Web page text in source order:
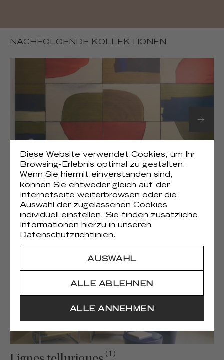
NACHFOLGENDE KOLLEKTIONEN
Liberté chromatique (1)
(1)
Diese Website verwendet Cookies, um Ihr
Browsing-Erlebnis optimal zu gestalten.
Wenn Sie hiermit einverstanden sind,
können Sie entweder gleich auf der
Internetseite weiterbrowsen oder die
Auswahl der zugelassenen Cookies
individuell einstellen. Sie finden zusätzliche
Informationen hierzu in unseren
Datenschutzrichtlinien.
AUSWAHL
ALLE ABLEHNEN
ALLE ANNEHMEN